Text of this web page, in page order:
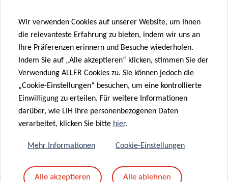
Understanding
the impact of
gut
microbiome
on metabolism
Testing
asymptomatic
individuals to
assess COVID-
19 spread in
Luxembourg
« 1 2 3 4
Wir verwenden Cookies auf unserer Website, um Ihnen
die relevanteste Erfahrung zu bieten, indem wir uns an
Ihre Präferenzen erinnern und Besuche wiederholen.
Indem Sie auf „Alle akzeptieren“ klicken, stimmen Sie der
Verwendung ALLER Cookies zu. Sie können jedoch die
„Cookie-Einstellungen“ besuchen, um eine kontrollierte
Einwilligung zu erteilen. Für weitere Informationen
darüber, wie LIH Ihre personenbezogenen Daten
verarbeitet, klicken Sie bitte hier.
Mehr Informationen Cookie-Einstellungen
Alle akzeptieren Alle ablehnen